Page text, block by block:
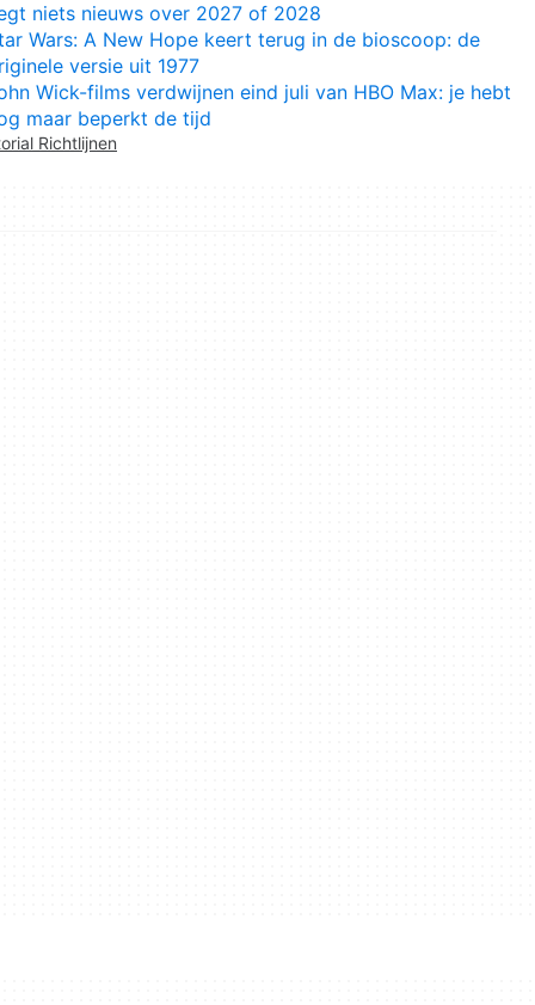
niets nieuws over 2027 of 2028
Wars: A New Hope keert terug in de bioscoop: de
versie uit 1977
Wick-films verdwijnen eind juli van HBO Max: je hebt
maar beperkt de tijd
Richtlijnen